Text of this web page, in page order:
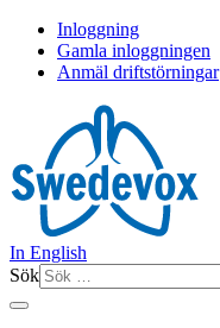
Inloggning
Gamla inloggningen
Anmäl driftstörningar
In English
Sök